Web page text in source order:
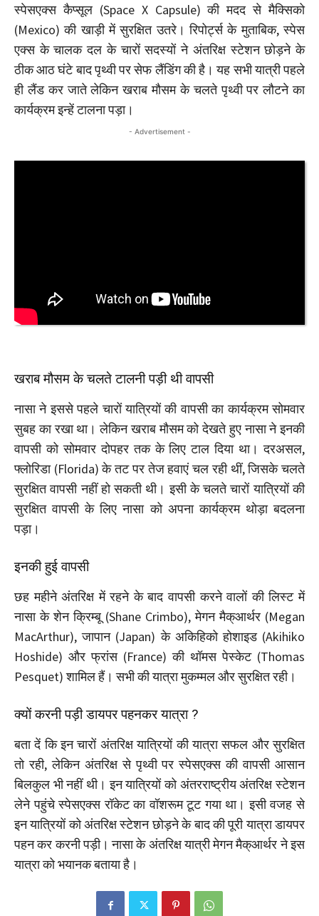
स्पेसएक्स कैप्सूल (Space X Capsule) की मदद से मैक्सिको
(Mexico) की खाड़ी में सुरक्षित उतरे। रिपोर्ट्स के मुताबिक, स्पेस
एक्स के चालक दल के चारों सदस्यों ने अंतरिक्ष स्टेशन छोड़ने के
ठीक आठ घंटे बाद पृथ्वी पर सेफ लैंडिंग की है। यह सभी यात्री पहले
ही लैंड कर जाते लेकिन खराब मौसम के चलते पृथ्वी पर लौटने का
कार्यक्रम इन्हें टालना पड़ा।
- Advertisement -
खराब मौसम के चलते टालनी पड़ी थी वापसी
नासा ने इससे पहले चारों यात्रियों की वापसी का कार्यक्रम सोमवार
सुबह का रखा था। लेकिन खराब मौसम को देखते हुए नासा ने इनकी
वापसी को सोमवार दोपहर तक के लिए टाल दिया था। दरअसल,
फ्लोरिडा (Florida) के तट पर तेज हवाएं चल रही थीं, जिसके चलते
सुरक्षित वापसी नहीं हो सकती थी। इसी के चलते चारों यात्रियों की
सुरक्षित वापसी के लिए नासा को अपना कार्यक्रम थोड़ा बदलना
पड़ा।
इनकी हुई वापसी
छह महीने अंतरिक्ष में रहने के बाद वापसी करने वालों की लिस्ट में
नासा के शेन क्रिम्बू (Shane Crimbo), मेगन मैक्आर्थर (Megan
MacArthur), जापान (Japan) के अकिहिको होशाइड (Akihiko
Hoshide) और फ्रांस (France) की थॉमस पेस्केट (Thomas
Pesquet) शामिल हैं। सभी की यात्रा मुकम्मल और सुरक्षित रही।
क्यों करनी पड़ी डायपर पहनकर यात्रा ?
बता दें कि इन चारों अंतरिक्ष यात्रियों की यात्रा सफल और सुरक्षित
तो रही, लेकिन अंतरिक्ष से पृथ्वी पर स्पेसएक्स की वापसी आसान
बिलकुल भी नहीं थी। इन यात्रियों को अंतरराष्ट्रीय अंतरिक्ष स्टेशन
लेने पहुंचे स्पेसएक्स रॉकेट का वॉशरूम टूट गया था। इसी वजह से
इन यात्रियों को अंतरिक्ष स्टेशन छोड़ने के बाद की पूरी यात्रा डायपर
पहन कर करनी पड़ी। नासा के अंतरिक्ष यात्री मेगन मैक्आर्थर ने इस
यात्रा को भयानक बताया है।